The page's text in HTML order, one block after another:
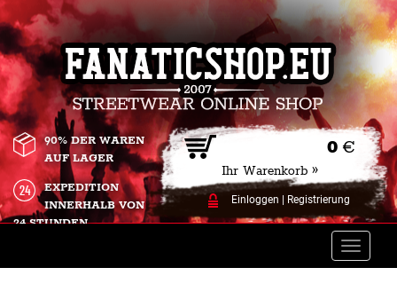
0 €
Ihr Warenkorb »
Einloggen Registrierung
90% DER WAREN
AUF LAGER
EXPEDITION
INNERHALB VON
24 STUNDEN.
Toggle